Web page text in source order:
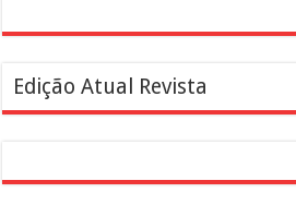
Edição Atual Revista